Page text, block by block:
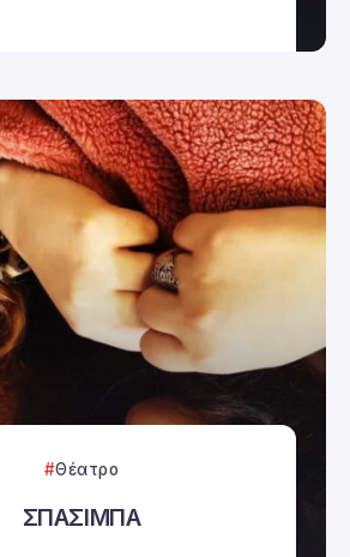
Θέατρο
ΣΠΑΣΙΜΠΑ